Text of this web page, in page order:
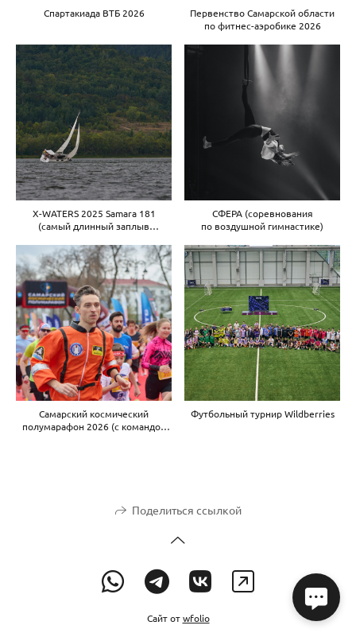
Спартакиада ВТБ 2026
Первенство Самарской области
по фитнес-аэробике 2026
X-WATERS 2025 Samara 181
(самый длинный заплыв
СФЕРА (соревнования
по воздушной гимнастике)
Самарский космический
полумарафон 2026 (с командой
Футбольный турнир Wildberries
Поделиться ссылкой
Сайт отwfolio